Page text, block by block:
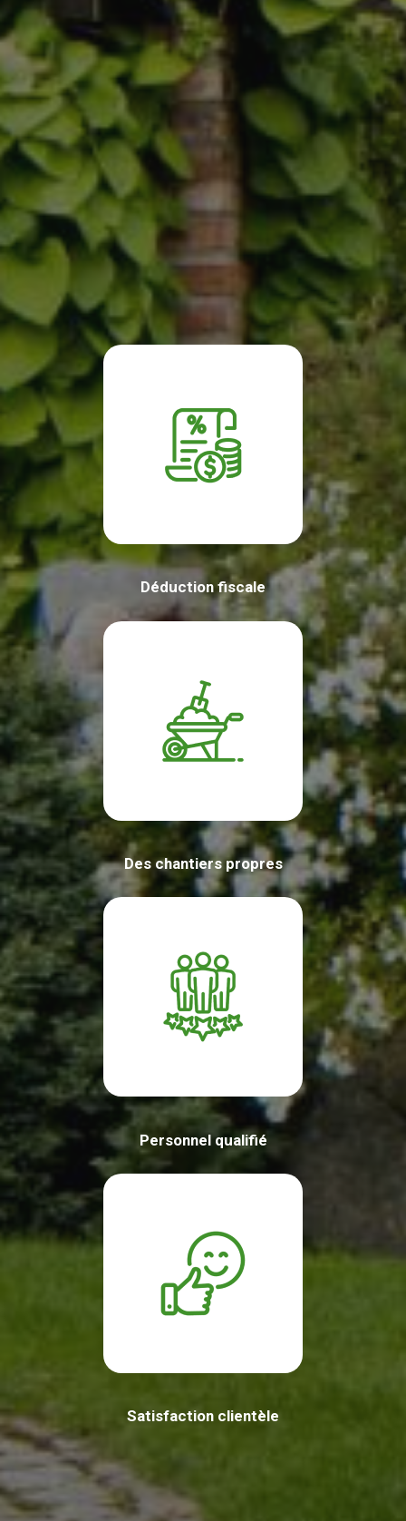
Déduction fiscale
Des chantiers propres
Personnel qualifié
Satisfaction clientèle